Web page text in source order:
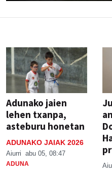
Adunako jaien
lehen txanpa,
asteburu honetan
ADUNAKO JAIAK 2026
Aiurri abu 05, 08:47
ADUNA